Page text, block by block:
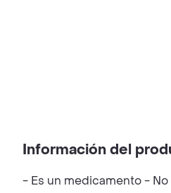
Información del
- Es un medicamento -